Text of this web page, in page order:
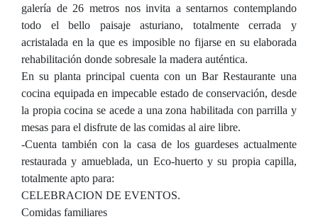
galería de 26 metros nos invita a sentarnos contemplando
todo el bello paisaje asturiano, totalmente cerrada y
acristalada en la que es imposible no fijarse en su elaborada
rehabilitación donde sobresale la madera auténtica.
En su planta principal cuenta con un Bar Restaurante una
cocina equipada en impecable estado de conservación, desde
la propia cocina se acede a una zona habilitada con parrilla y
mesas para el disfrute de las comidas al aire libre.
-Cuenta también con la casa de los guardeses actualmente
restaurada y amueblada, un Eco-huerto y su propia capilla,
totalmente apto para:
CELEBRACION DE EVENTOS.
Comidas familiares